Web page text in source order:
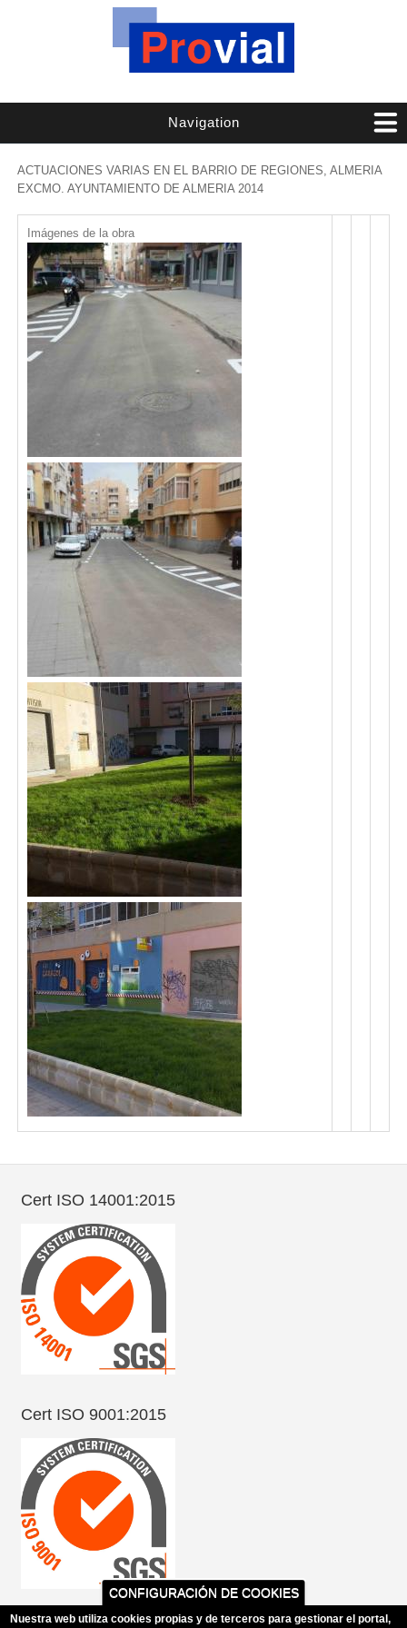
Navigation
ACTUACIONES VARIAS EN EL BARRIO DE REGIONES, ALMERIA
EXCMO. AYUNTAMIENTO DE ALMERIA 2014
Imágenes de la obra
Cert ISO 14001:2015
Cert ISO 9001:2015
CONFIGURACIÓN DE COOKIES
Nuestra web utiliza cookies propias y de terceros para gestionar el portal,